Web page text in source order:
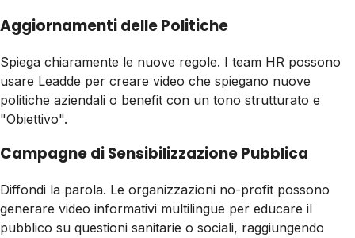
Aggiornamenti delle Politiche
Spiega chiaramente le nuove regole. I team HR possono
usare Leadde per creare video che spiegano nuove
politiche aziendali o benefit con un tono strutturato e
"Obiettivo".
Campagne di Sensibilizzazione Pubblica
Diffondi la parola. Le organizzazioni no-profit possono
generare video informativi multilingue per educare il
pubblico su questioni sanitarie o sociali, raggiungendo